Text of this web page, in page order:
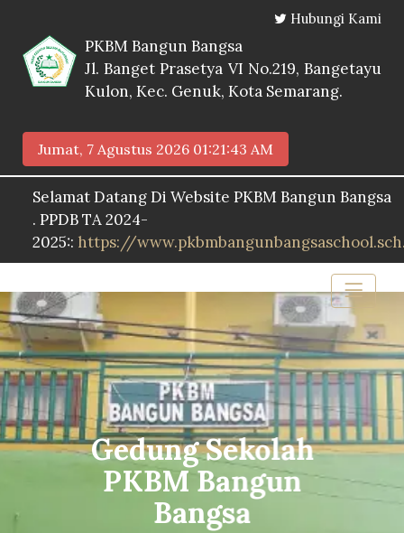
Hubungi Kami
PKBM Bangun Bangsa
Jl. Banget Prasetya VI No.219, Bangetayu
Kulon, Kec. Genuk, Kota Semarang.
Jumat, 7 Agustus 2026 01:21:44 AM
Datang Di Website PKBM Bangun Bangsa
TA 2024-
https://www.pkbmbangunbangsaschool.sch.id/
Gedung Sekolah
PKBM Bangun
Bangsa